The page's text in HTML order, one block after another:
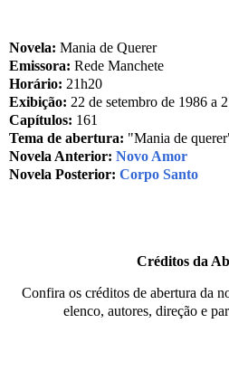
Novela: Mania de Querer
Emissora: Rede Manchete
Horário: 21h20
Exibição: 22 de setembro de 1986 a
Capítulos: 161
Tema de abertura: "Mania de
Novela Anterior: Novo Amor
Novela Posterior: Corpo Santo
Créditos da
Confira os créditos de abertura da
elenco, autores, direção e